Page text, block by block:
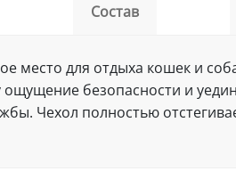
Состав
место для отдыха кошек и
ощущение безопасности и
Чехол полностью